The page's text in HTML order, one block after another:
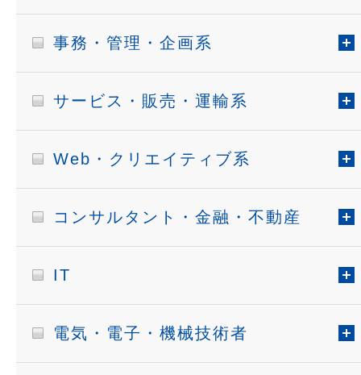
事務・管理・企画系
サービス・販売・運輸系
Web・クリエイティブ系
コンサルタント・金融・不動産
IT
電気・電子・機械技術者